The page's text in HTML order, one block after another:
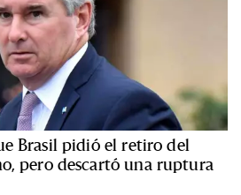
Brasil pidió el retiro del
pero descartó una ruptura